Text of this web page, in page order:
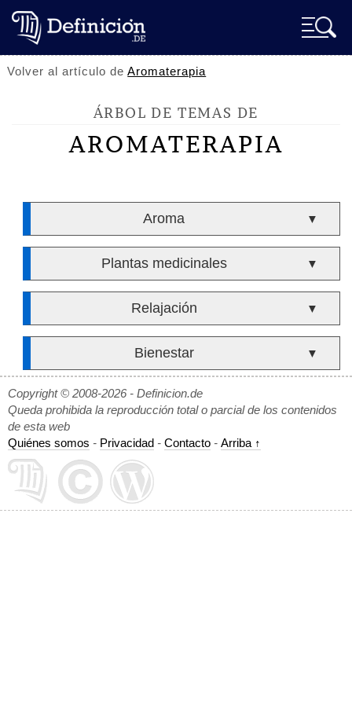
Volver al artículo deAromaterapia
ÁRBOL DE TEMAS DE
AROMATERAPIA
Aroma ▼
Plantas medicinales ▼
Relajación ▼
Bienestar ▼
Copyright © 2008-2026 - Definicion.de
Queda prohibida la reproducción total o parcial de los contenidos
de esta web
Quiénes somos - Privacidad - Contacto - Arriba ↑